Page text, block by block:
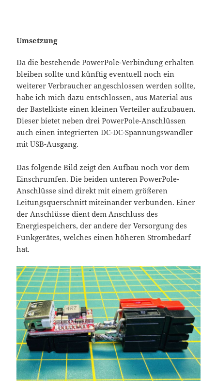
Umsetzung
Da die bestehende PowerPole-Verbindung erhalten
bleiben sollte und künftig eventuell noch ein
weiterer Verbraucher angeschlossen werden sollte,
habe ich mich dazu entschlossen, aus Material aus
der Bastelkiste einen kleinen Verteiler aufzubauen.
Dieser bietet neben drei PowerPole-Anschlüssen
auch einen integrierten DC-DC-Spannungswandler
mit USB-Ausgang.
Das folgende Bild zeigt den Aufbau noch vor dem
Einschrumfen. Die beiden unteren PowerPole-
Anschlüsse sind direkt mit einem größeren
Leitungsquerschnitt miteinander verbunden. Einer
der Anschlüsse dient dem Anschluss des
Energiespeichers, der andere der Versorgung des
Funkgerätes, welches einen höheren Strombedarf
hat.